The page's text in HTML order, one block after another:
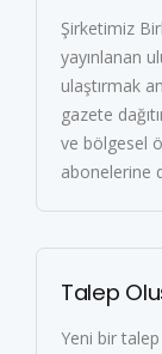
Şirketimiz
yayınlanan
ulaştırmak
gazete
ve bölgesel
abonelerine
Talep
Yeni bir